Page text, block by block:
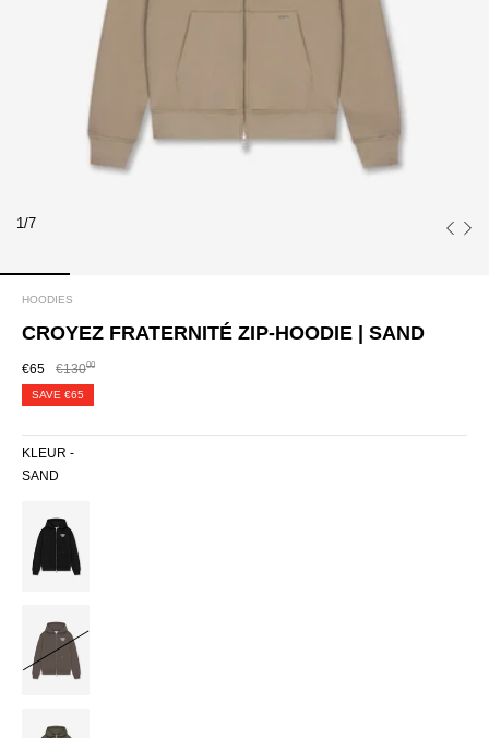
1/7
HOODIES
CROYEZ FRATERNITÉ ZIP-HOODIE | SAND
€65 €13000
SAVE €65
KLEUR -
SAND
BLACK
BROWN
DUSTY